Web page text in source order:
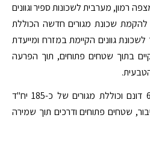
מערבית לשכונות ספיר וגוונים
להקמת שכונת מגורים חדשה הכוללת
לשכונת גוונים הקיימת במזרח ומייעדת
בתוך שטחים פתוחים, תוך הפרעה
התוכנית מתפרשת על כ-651.6 דונם וכוללת מגורים של כ-185 יח"ד
שטחים פתוחים ודרכים תוך שמירה